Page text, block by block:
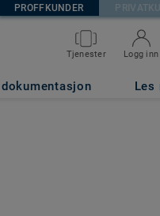
PROFFKUNDER
Tjenester Logg inn
Les